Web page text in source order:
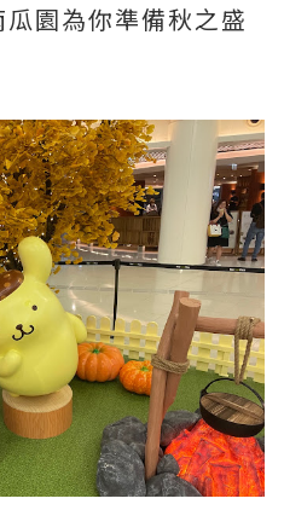
園為你準備秋之盛